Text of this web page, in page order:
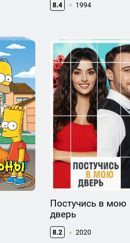
8.4 1994
Постучись в мою
дверь
8.2 2020